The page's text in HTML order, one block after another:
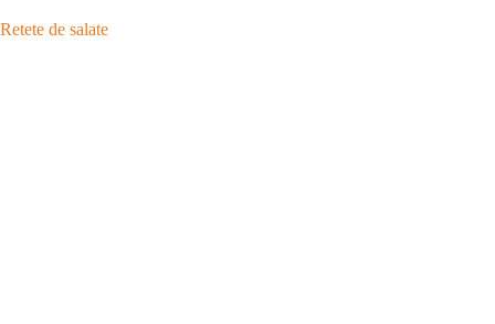
Retete de salate